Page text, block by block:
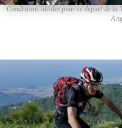
Conditions idéales pour ce départ de la